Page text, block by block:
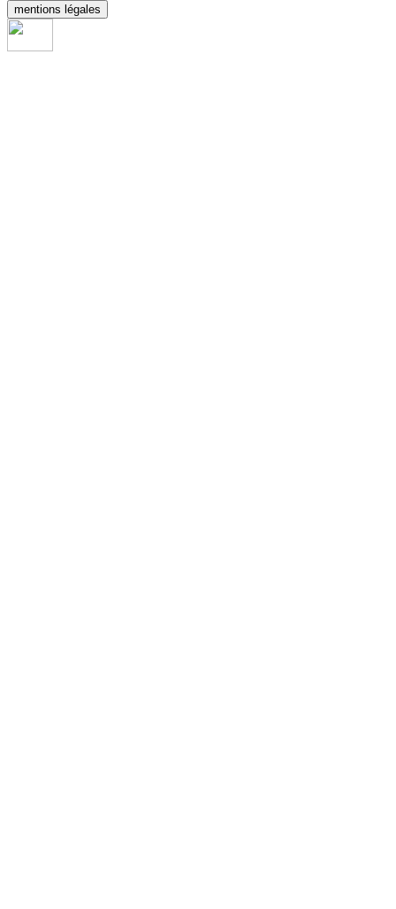
mentions légales